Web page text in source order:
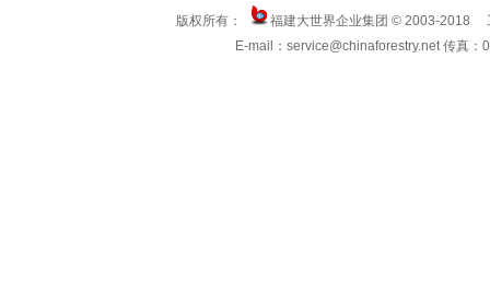
版权所有：
福建大世界企业集团 © 2003-2018
E-mail：service@chinaforestry.net 传真